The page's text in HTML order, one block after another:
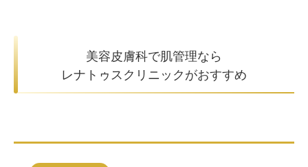
美容皮膚科で肌管理なら
レナトゥスクリニックがおすすめ